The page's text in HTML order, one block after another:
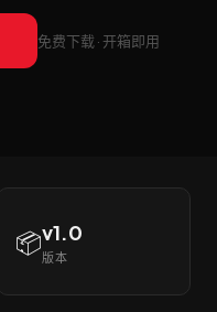
免费下载 · 开箱即用
📦v1.0
版本